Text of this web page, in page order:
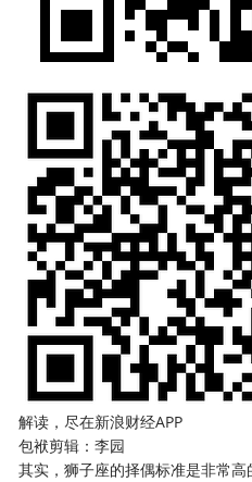
解读，尽在新浪财经APP
包袱剪辑：李园
其实，狮子座的择偶标准是非常高